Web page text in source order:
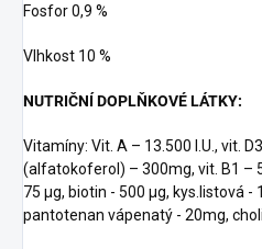
Fosfor 0,9 %
Vlhkost 10 %
NUTRIČNÍ DOPLŇKOVÉ LÁTKY:
Vitamíny: Vit. A – 13.500 I.U., vit.
(alfatokoferol) – 300mg, vit. B1 –
75 µg, biotin - 500 µg, kys.listová -
pantotenan vápenatý - 20mg,